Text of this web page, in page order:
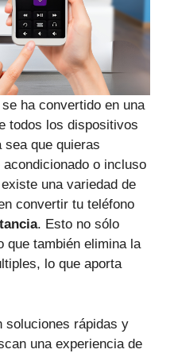
ha convertido en una
todos los dispositivos
sea que quieras
o incluso
una variedad de
convertir tu teléfono
. Esto no sólo
que también elimina la
lo que aporta
soluciones rápidas y
una experiencia de